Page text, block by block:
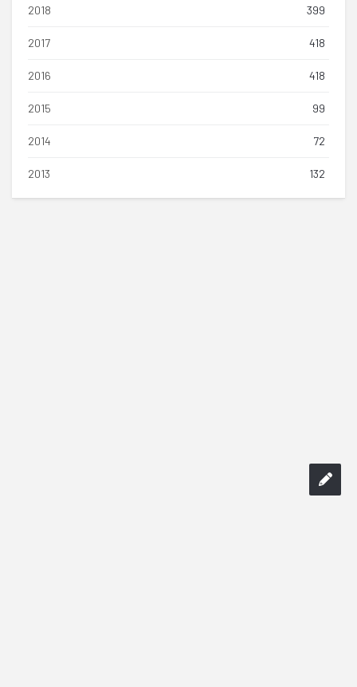
2018 399
2017 418
2016 418
2015 99
2014 72
2013 132